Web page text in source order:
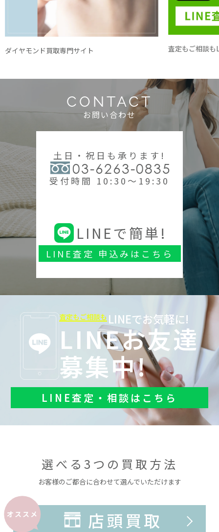
ダイヤモンド買取専門サイト 査定もご相談も
CONTACT
お問い合わせ
土日・祝日も承ります!
03-6263-0835
受付時間 10:30～19:30
LINEで簡単!
LINE査定 申込みはこちら
査定もご相談も LINEでお気軽に!
LINEお友達
募集中!
LINE査定・相談はこちら
選べる3つの買取方法
お客様のご都合に合わせて選んでいただけます
オススメ
店頭買取